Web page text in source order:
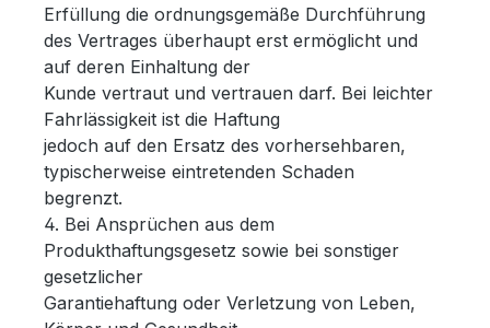
Erfüllung die ordnungsgemäße Durchführung
des Vertrages überhaupt erst ermöglicht und
auf deren Einhaltung der
Kunde vertraut und vertrauen darf. Bei leichter
Fahrlässigkeit ist die Haftung
jedoch auf den Ersatz des vorhersehbaren,
typischerweise eintretenden Schaden
begrenzt.
4. Bei Ansprüchen aus dem
Produkthaftungsgesetz sowie bei sonstiger
gesetzlicher
Garantiehaftung oder Verletzung von Leben,